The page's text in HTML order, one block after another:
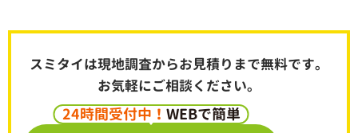
スミタイは現地調査からお見積りまで無料です。
お気軽にご相談ください。
24時間受付中！ WEBで簡単